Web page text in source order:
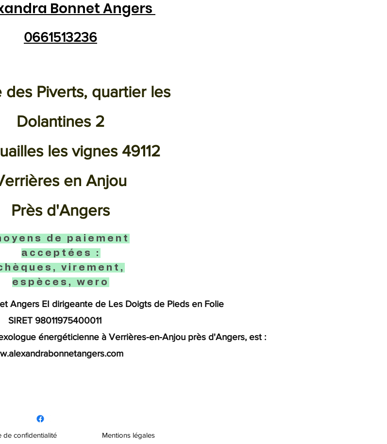
Bonnet Angers
0661513236
des Piverts, quartier les
Dolantines 2
les vignes 49112
en Anjou
Près d'Angers
de paiement
acceptées :
virement,
espèces, wero
Angers EI dirigeante de Les Doigts de Pieds en Folie
SIRET 98011975400011
énergéticienne à Verrières-en-Anjou près d'Angers, est :
de confidentialité Mentions légales